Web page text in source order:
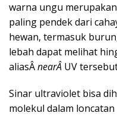
warna ungu
paling pendek dari
hewan, termasuk
lebah dapat melihat
aliasÂnearÂ UV
Sinar ultraviolet bisa
molekul dalam